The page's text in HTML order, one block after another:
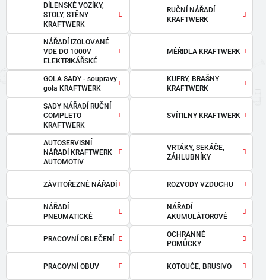
DÍLENSKÉ VOZÍKY,
STOLY, STĚNY
KRAFTWERK
RUČNÍ NÁŘADÍ
KRAFTWERK
NÁŘADÍ IZOLOVANÉ
VDE DO 1000V
ELEKTRIKÁŘSKÉ
MĚŘIDLA KRAFTWERK
GOLA SADY - soupravy
gola KRAFTWERK
KUFRY, BRAŠNY
KRAFTWERK
SADY NÁŘADÍ RUČNÍ
COMPLETO
KRAFTWERK
SVÍTILNY KRAFTWERK
AUTOSERVISNÍ
NÁŘADÍ KRAFTWERK
AUTOMOTIV
VRTÁKY, SEKÁČE,
ZÁHLUBNÍKY
ZÁVITOŘEZNÉ NÁŘADÍ ROZVODY VZDUCHU
NÁŘADÍ
PNEUMATICKÉ
NÁŘADÍ
AKUMULÁTOROVÉ
PRACOVNÍ OBLEČENÍ
OCHRANNÉ
POMŮCKY
PRACOVNÍ OBUV KOTOUČE, BRUSIVO